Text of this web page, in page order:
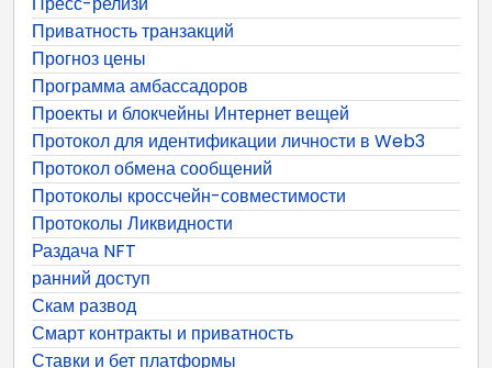
Приватность транзакций
Прогноз цены
Программа амбассадоров
Проекты и блокчейны Интернет вещей
Протокол для идентификации личности в Web3
Протокол обмена сообщений
Протоколы кроссчейн-совместимости
Протоколы Ликвидности
Раздача NFT
ранний доступ
Скам развод
Смарт контракты и приватность
Ставки и бет платформы